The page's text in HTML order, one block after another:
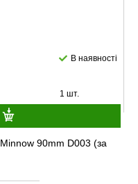
В наявності
1 шт.
90mm D003 (за